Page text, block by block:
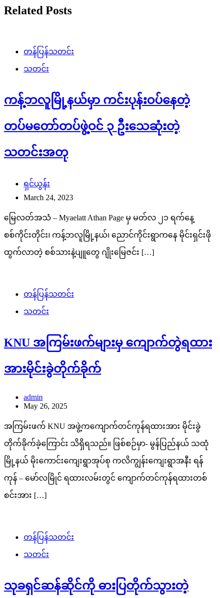
Related Posts
တန်ပြန်သတင်း
သတင်း
ကန့်ဘလူမြို့နယ်မှာ ကင်းပုန်းဝပ်နေတဲ့
တပ်မတော်တပ်ဖွဲ့ဝင် ၃ ဦးသေဆုံးတဲ့
သတင်းအတု
ရှင်ယွန်း
March 24, 2023
မြေလတ်အသံ – Myaelatt Athan Page မှ မတ်လ ၂၁ ရက်နေ့
စစ်ကိုင်းတိုင်း၊ ကန့်ဘလူမြို့နယ်၊ ညောင်ကိုင်းရွာကနေ မိုင်းရှင်းဖို
ထွက်လာတဲ့ စစ်သားနဲ့ပျူတွေ ဂျိုးမြေဇင်း […]
တန်ပြန်သတင်း
သတင်း
KNU အကြမ်းဖက်များမှ ကျောက်တွဲရထား
အားမိုင်းခွဲတိုက်ခိုက်
admin
May 26, 2025
အကြမ်းဖက် KNU အဖွဲ့ကကျောက်တင်ကုန်ရထားအား မိုင်းခွဲ
တိုက်ခိုက်ခဲ့ကြောင်း သိရှိရသည်။ ဖြစ်စဉ်မှာ- မွန်ပြည်နယ် သထုံ
မြို့နယ် မိုးကောင်းကျေးရွာအုပ်စု ကလိကျွန်းကျေးရွာအနီး ရန်
ကုန် – မော်လမြိုင် ရထားလမ်းတွင် ကျောက်တင်ကုန်ရထားတစ်
စင်းအား […]
တန်ပြန်သတင်း
သတင်း
သုခရှင်ဆန်ဆိုင်ကို ဓားပြတိုက်သွားတဲ့